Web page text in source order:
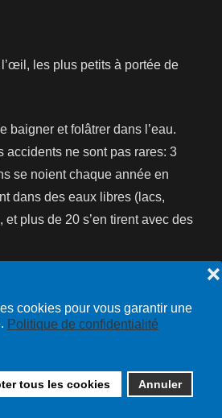
cookies pour vous garantir une
Politique de confidentialité
tous les cookies Annuler
❌
les plus petits à portée de
baigner et folâtrer dans l’eau.
accidents ne sont pas rares: 3
se noient chaque année en
dans des eaux libres (lacs,
plus de 20 s’en tirent avec des
- tous droits réservés | site :